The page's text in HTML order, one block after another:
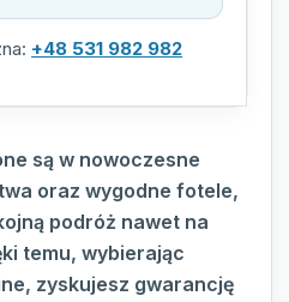
+48 531 982 982
są w nowoczesne
oraz wygodne fotele,
podróż nawet na
temu, wybierając
zyskujesz gwarancję